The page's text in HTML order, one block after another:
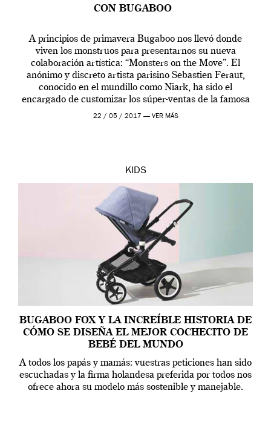
CON BUGABOO
A principios de primavera Bugaboo nos llevó donde
viven los monstruos para presentarnos su nueva
colaboración artística: “Monsters on the Move”. El
anónimo y discreto artista parisino Sebastien Feraut,
conocido en el mundillo como Niark, ha sido el
encargado de customizar los súper-ventas de la famosa
casa de cochecitos con una veraniega colección de
22 / 05 / 2017 — VER MÁS
KIDS
BUGABOO FOX Y LA INCREÍBLE HISTORIA DE
CÓMO SE DISEÑA EL MEJOR COCHECITO DE
BEBÉ DEL MUNDO
A todos los papás y mamás: vuestras peticiones han sido
escuchadas y la firma holandesa preferida por todos nos
ofrece ahora su modelo más sostenible y manejable.